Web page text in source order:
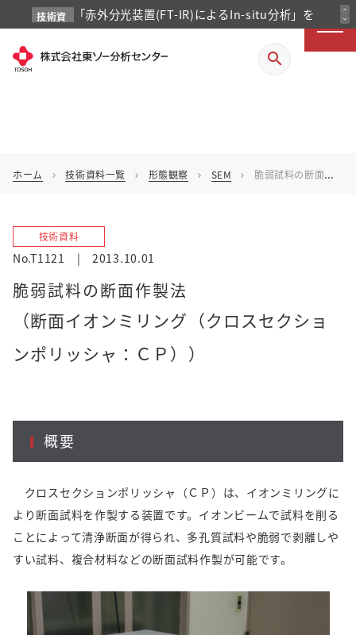
技術資
料
「赤外分光装置(FT-IR)によるIn-situ分析」を
掲載しました
expand_less
expand_more
search
ホーム chevron_right 技術資料一覧 chevron_right 形態観察 chevron_right SEM chevron_right 脆弱試料の断面作製法
技術資料
No.T1121 | 2013.10.01
脆弱試料の断面作製法
（断面イオンミリング（クロスセクショ
ンポリッシャ：ＣＰ））
概要
クロスセクションポリッシャ（ＣＰ）は、イオンミリングに
より断面試料を作製する装置です。イオンビームで試料を削る
ことによって清浄断面が得られ、多孔質試料や脆弱で剥離しや
すい試料、複合材料などの断面試料作製が可能です。